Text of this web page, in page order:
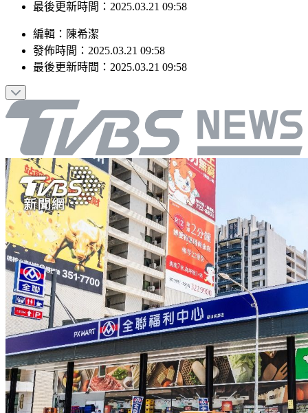
發佈時間：2025.03.21 09:58
編輯：陳希潔
發佈時間：2025.03.21 09:58